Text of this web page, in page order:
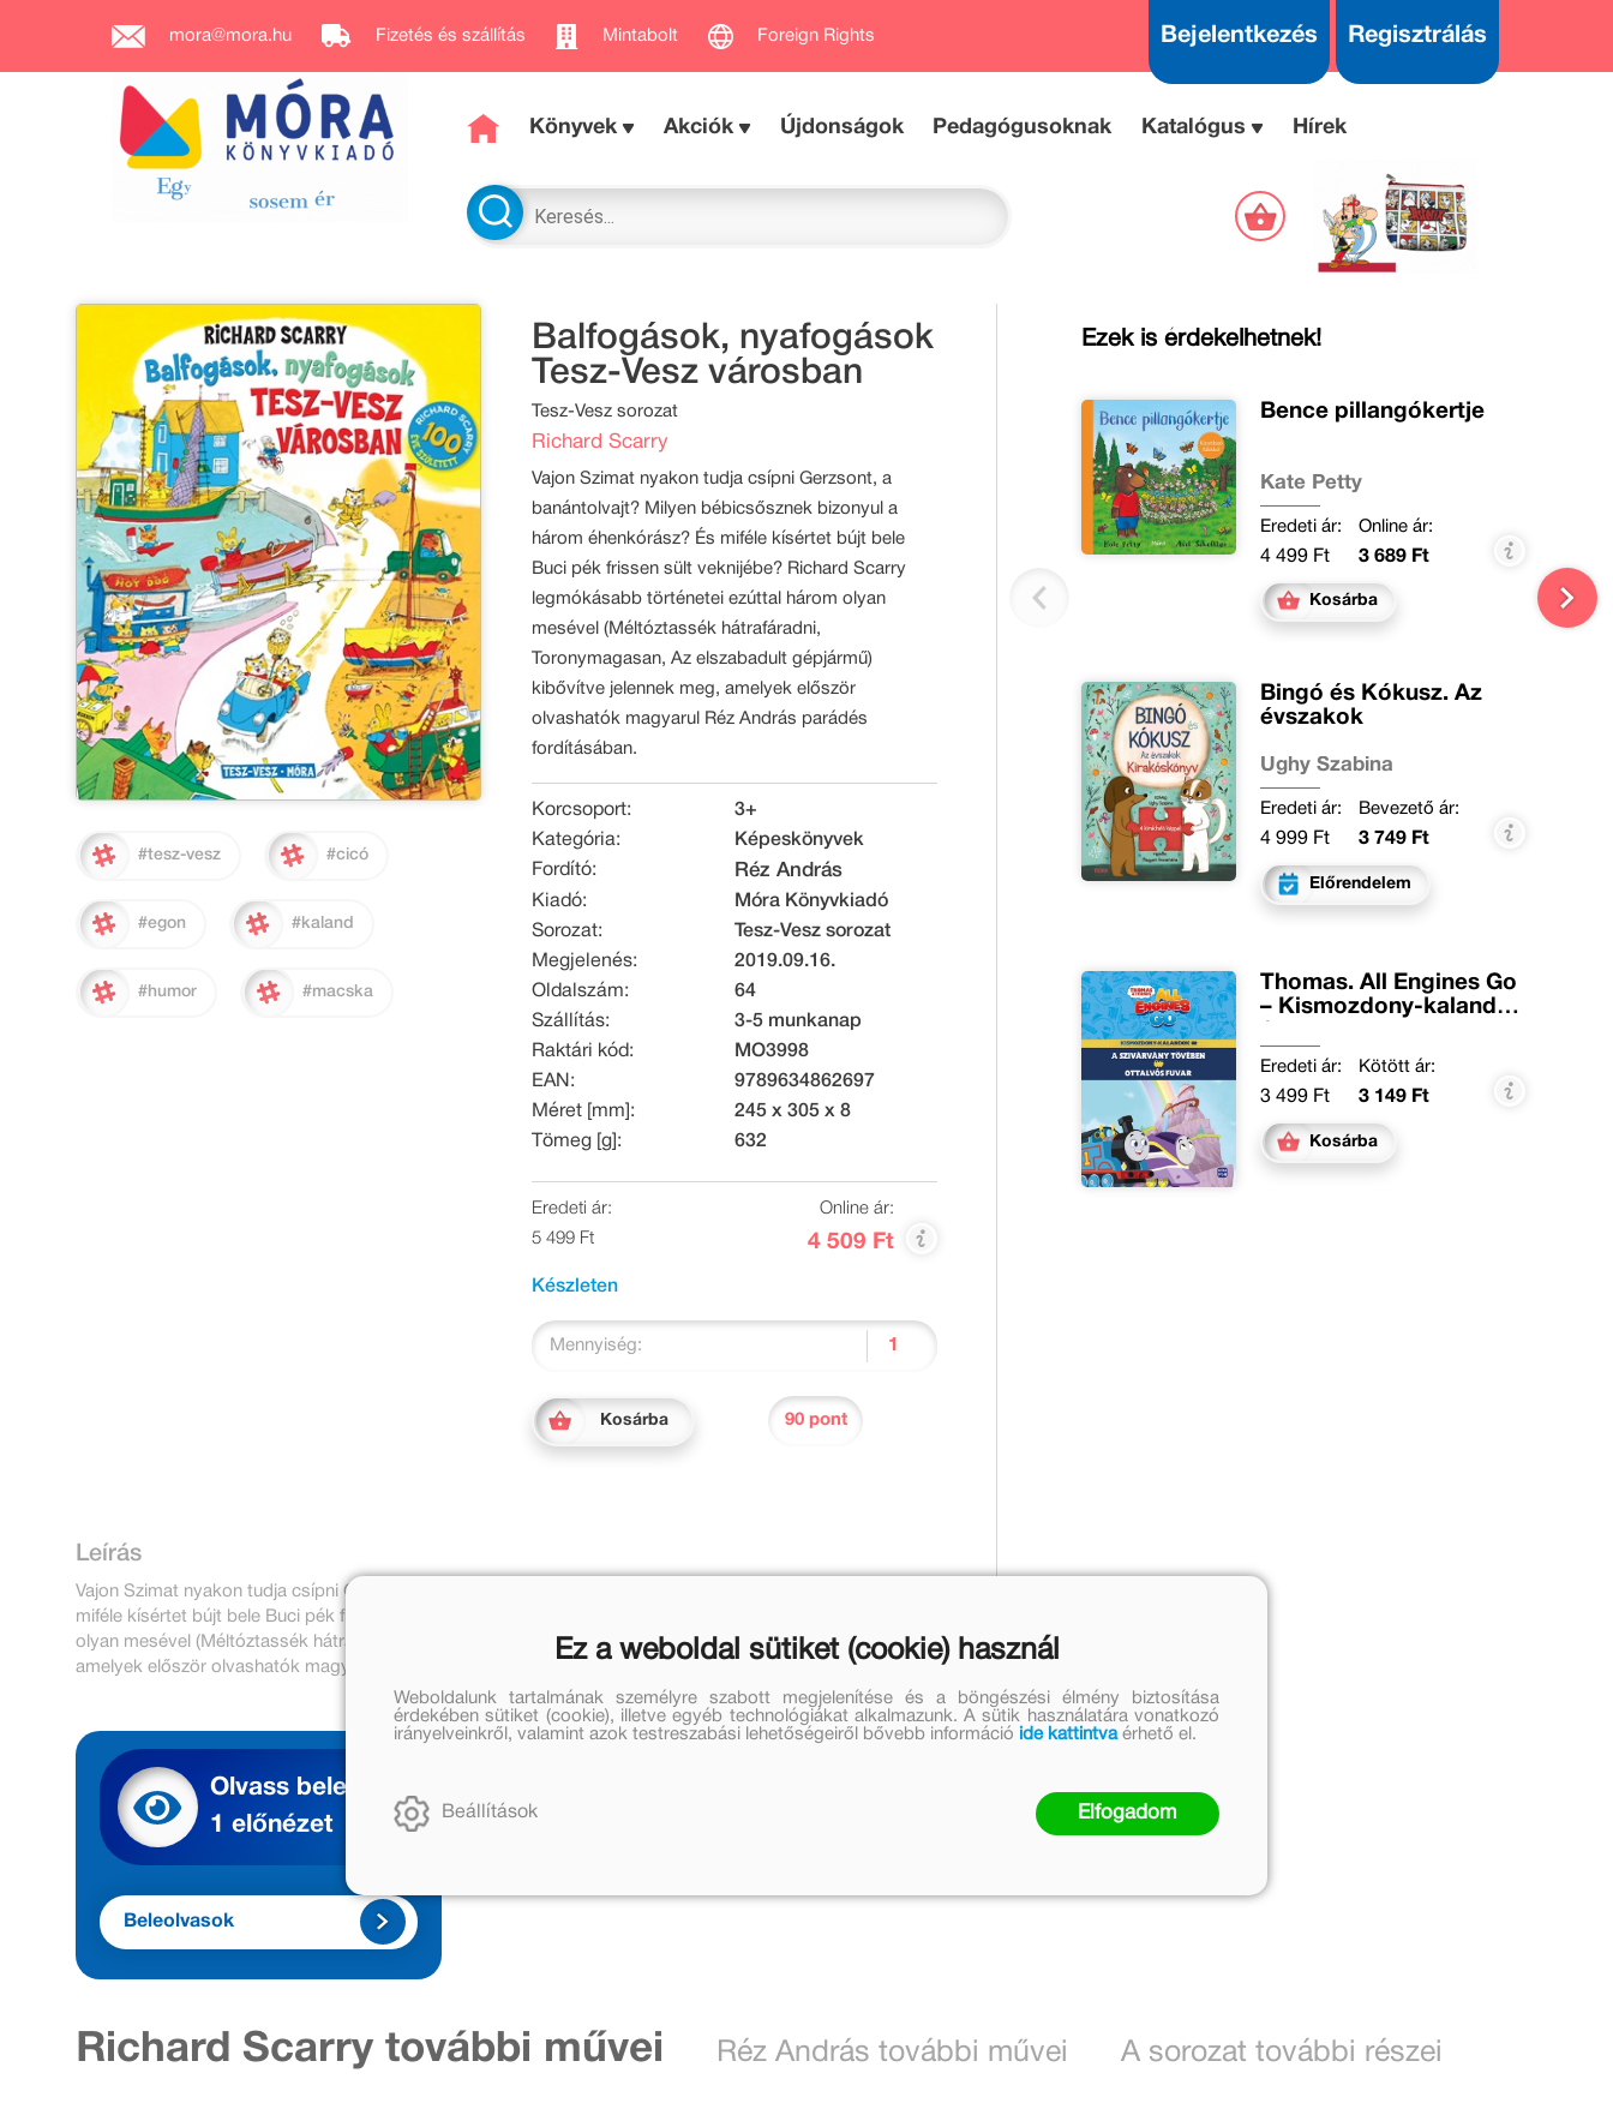
mora@mora.hu Fizetés és szállítás Mintabolt Foreign Rights Bejelentkezés Regisztrálás
Könyvek Akciók Újdonságok Pedagógusoknak Katalógus Hírek
#tesz-vesz #cicó
#egon #kaland
#humor #macska
Balfogások, nyafogások
Tesz-Vesz városban
Tesz-Vesz sorozat
Richard Scarry
Vajon Szimat nyakon tudja csípni Gerzsont, a
banántolvajt? Milyen bébicsősznek bizonyul a
három éhenkórász? És miféle kísértet bújt bele
Buci pék frissen sült veknijébe? Richard Scarry
legmókásabb történetei ezúttal három olyan
mesével (Méltóztassék hátrafáradni,
Toronymagasan, Az elszabadult gépjármű)
kibővítve jelennek meg, amelyek először
olvashatók magyarul Réz András parádés
fordításában.
Korcsoport:
3+
Kategória:
Képeskönyvek
Fordító:
Réz András
Kiadó:
Móra Könyvkiadó
Sorozat:
Tesz-Vesz sorozat
Megjelenés:
2019.09.16.
Oldalszám:
64
Szállítás:
3-5 munkanap
Raktári kód:
MO3998
EAN:
9789634862697
Méret [mm]:
245 x 305 x 8
Tömeg [g]:
632
Eredeti ár:
5 499 Ft
Online ár:
4 509 Ft
Készleten
Mennyiség:
Kosárba 90 pont
Leírás
Vajon Szimat nyakon tudja csípni Gerzsont, a banántolvajt? Milyen bébicsősznek bizonyul a három éhenkórász? És
miféle kísértet bújt bele Buci pék frissen sült veknijébe? Richard Scarry legmókásabb történetei ezúttal három
olyan mesével (Méltóztassék hátrafáradni, Toronymagasan, Az elszabadult gépjármű) kibővítve jelennek meg,
amelyek először olvashatók magyarul Réz András parádés fordításában.
Ezek is érdekelhetnek!
Bence pillangókertje
Kate Petty
Eredeti ár:
4 499 Ft
Online ár:
3 689 Ft
Kosárba
Bingó és Kókusz. Az
évszakok
Ughy Szabina
Eredeti ár:
4 999 Ft
Bevezető ár:
3 749 Ft
Előrendelem
Thomas. All Engines Go
– Kismozdony-kalandok
Eredeti ár:
3 499 Ft
Kötött ár:
3 149 Ft
Kosárba
Olvass bele
1 előnézet
Beleolvasok
Richard Scarry további művei Réz András további művei A sorozat további részei
Ez a weboldal sütiket (cookie) használ
Weboldalunk tartalmának személyre szabott megjelenítése és a böngészési élmény biztosítása
érdekében sütiket (cookie), illetve egyéb technológiákat alkalmazunk. A sütik használatára vonatkozó
irányelveinkről, valamint azok testreszabási lehetőségeiről bővebb információ ide kattintvaérhető el.
Beállítások Elfogadom